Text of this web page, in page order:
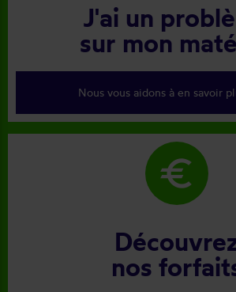
J'ai un
sur mon
Nous vous aidons à en savoir
euro
nos